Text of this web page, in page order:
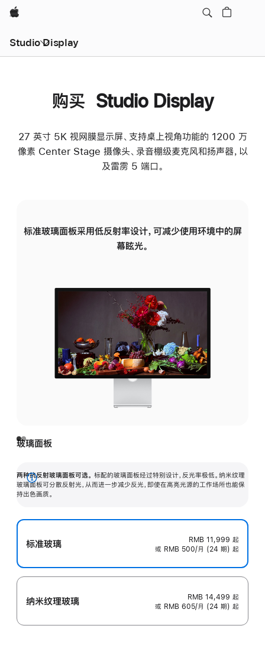
Apple
Studio Display
购买 Studio Display
27 英寸 5K 视网膜显示屏、支持桌上视角功能的 1200 万
像素 Center Stage 摄像头、录音棚级麦克风和扬声器，以
及雷雳 5 端口。
标准玻璃面板采用低反射率设计，可减少使用环境中的屏
幕眩光。
玻璃面板
两种抗反射玻璃面板可选。 标配的玻璃面板经过特别设计，反光率极低。纳米纹理
玻璃面板可分散反射光，从而进一步减少反光，即使在高亮光源的工作场所也能保
持出色画质。
展
开
标准玻璃 RMB 11,999 起
或 RMB 500/月 (24 期) 起
纳米纹理玻璃 RMB 14,499 起
或 RMB 605/月 (24 期) 起